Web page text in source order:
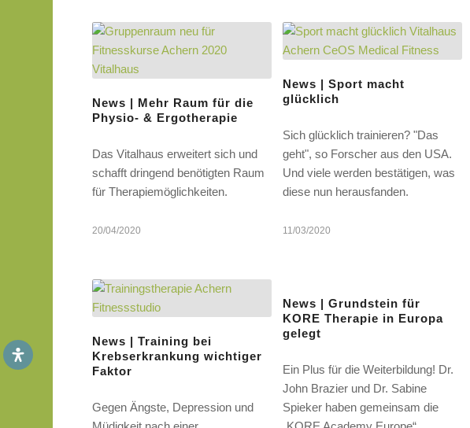
News | Mehr Raum für die
Physio- & Ergotherapie
Das Vitalhaus erweitert sich und
schafft dringend benötigten Raum
für Therapiemöglichkeiten.
20/04/2020
News | Sport macht
glücklich
Sich glücklich trainieren? "Das
geht", so Forscher aus den USA.
Und viele werden bestätigen, was
diese nun herausfanden.
11/03/2020
News | Training bei
Krebserkrankung wichtiger
Faktor
Gegen Ängste, Depression und
News | Grundstein für
KORE Therapie in Europa
gelegt
Ein Plus für die Weiterbildung! Dr.
John Brazier und Dr. Sabine
Spieker haben gemeinsam die